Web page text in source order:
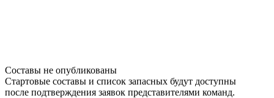
Составы не опубликованы
Стартовые составы и список запасных будут доступны
после подтверждения заявок представителями команд.